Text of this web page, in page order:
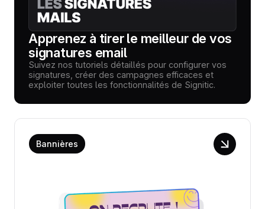
Apprenez à tirer le meilleur de vos
signatures email
Suivez nos tutoriels détaillés pour configurer vos
signatures, créer des campagnes efficaces et
exploiter toutes les fonctionnalités de Signitic.
Bannières